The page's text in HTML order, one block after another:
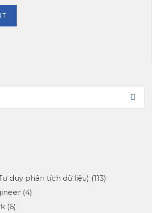
duy phân tích dữ liệu) (113)
(4)
(6)